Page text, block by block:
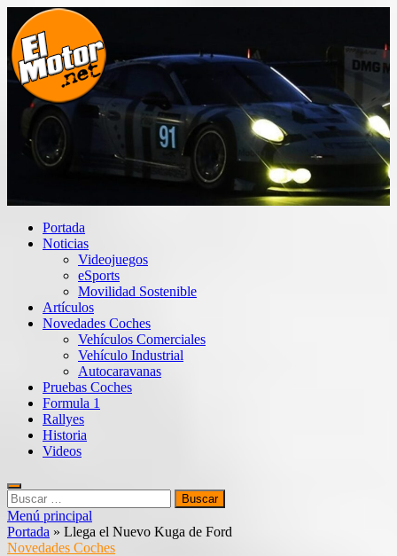
Saltar
contenido
El Motor punto Net
Información sobre novedades y pruebas de Automóviles
Portada
Noticias
Videojuegos
eSports
Movilidad Sostenible
Artículos
Novedades Coches
Vehículos Comerciales
Vehículo Industrial
Autocaravanas
Pruebas Coches
Formula 1
Rallyes
Historia
Videos
Buscar:
Menú principal
Portada » Llega el Nuevo Kuga de Ford
Novedades Coches